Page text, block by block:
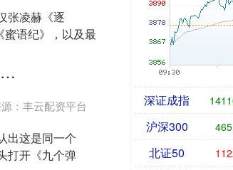
张凌赫《逐
语纪》，以及最
万隆配资APP下载 连刷三部央视大剧竟没认出! 演一部换一张脸，他霸屏央视要火了
：丰云配资平台
出这是同一个
打开《九个弹
深证成指
沪深300
北证50